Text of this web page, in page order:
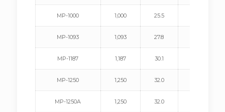
MP-1000 1,000 25.5
MP-1093 1,093 27.8
MP-1187 1,187 30.1
MP-1250 1,250 32.0
MP-1250A 1,250 32.0